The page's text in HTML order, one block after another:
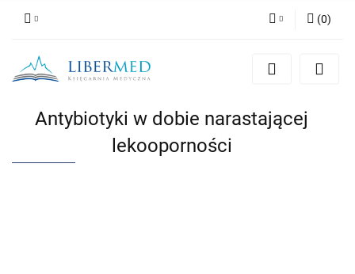
Zaloguj się
Zgody cookies
(0)
Antybiotyki w dobie narastającej
lekooporności